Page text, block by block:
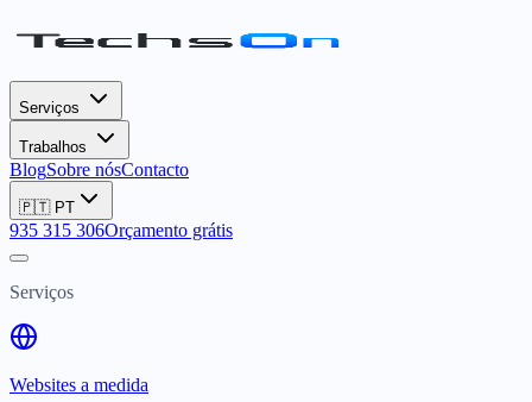
Serviços
Trabalhos
BlogSobre nósContacto
🇵🇹 PT
935 315 306Orçamento grátis
Serviços
Websites a medida